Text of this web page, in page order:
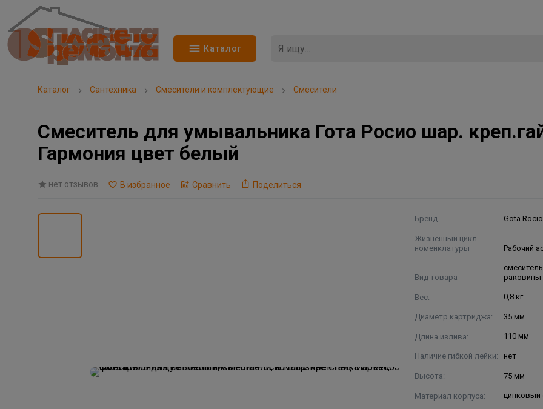
Каталог
Каталог Сантехника Смесители и комплектующие Смесители
Смеситель для умывальника Гота Росио шар.
Гармония цвет белый
нет отзывов В избранное Сравнить Поделиться
Бренд Gota Rocio
Жизненный цикл
номенклатуры
Рабочий
Вид товара
раковины
Вес: 0,8 кг
Диаметр картриджа: 35 мм
Длина излива: 110 мм
Наличие гибкой лейки: нет
Высота: 75 мм
Материал корпуса: цинковый